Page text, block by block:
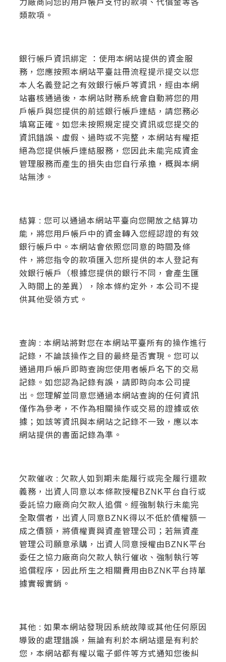
力廠商向您的用戶帳戶支付的款項、代償金等各
類款項。
銀行帳戶資訊綁定 ：使用本網站提供的資金服
務，您應按照本網站平臺註冊流程提示提交以您
本人名義登記之有效銀行帳戶等資訊，經由本網
站審核通過後，本網站財務系統會自動將您的用
戶帳戶與您提供的前述銀行帳戶連結，請您務必
填寫正確。如您未按照規定提交資訊或您提交的
資訊錯誤、虛假、過時或不完整，本網站有權拒
絕為您提供帳戶連結服務，您因此未能完成資金
管理服務而產生的損失由您自行承擔，概與本網
站無涉。
結算 : 您可以通過本網站平臺向您開放之結算功
能，將您用戶帳戶中的資金轉入您經認證的有效
銀行帳戶中。本網站會依照您同意的時間及條
件，將您指令的款項匯入您所提供的本人登記有
效銀行帳戶（根據您提供的銀行不同，會產生匯
入時間上的差異），除本條約定外，本公司不提
供其他受領方式。
查詢 : 本網站將對您在本網站平臺所有的操作進行
記錄，不論該操作之目的最終是否實現。您可以
通過用戶帳戶即時查詢您使用者帳戶名下的交易
記錄。如您認為記錄有誤，請即時向本公司提
出。您理解並同意您通過本網站查詢的任何資訊
僅作為參考，不作為相關操作或交易的證據或依
據；如該等資訊與本網站之記錄不一致，應以本
網站提供的書面記錄為準。
欠款催收 : 欠款人如到期未能履行或完全履行還款
義務，出資人同意以本條款授權BZNK平台自行或
委託協力廠商向欠款人追償。經強制執行未能完
全取償者，出資人同意BZNK得以不低於債權額一
成之價額，將債權賣與資產管理公司；若無資產
管理公司願意承購，出資人同意授權由BZNK平台
委任之協力廠商向欠款人執行催收、強制執行等
追償程序，因此所生之相關費用由BZNK平台持單
據實報實銷。
其他 : 如果本網站發現因系統故障或其他任何原因
導致的處理錯誤，無論有利於本網站還是有利於
您，本網站都有權以電子郵件等方式通知您後糾